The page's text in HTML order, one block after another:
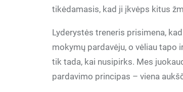
tikėdamasis, kad ji įkvėps kitus
Lyderystės treneris prisimena,
mokymų pardavėju, o vėliau tapo
tik tada, kai nusipirks. Mes
pardavimo principas – viena